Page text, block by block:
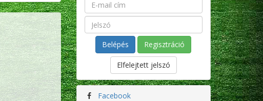
Regisztráció
Elfelejtett jelszó
Facebook